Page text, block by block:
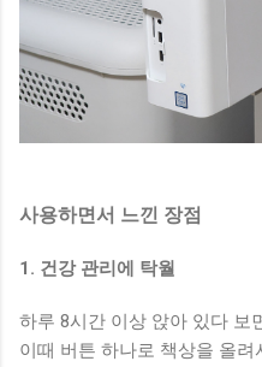
사용하면서 느낀 장점
1. 건강 관리에 탁월
하루 8시간 이상 앉아 있다 보
이때 버튼 하나로 책상을 올